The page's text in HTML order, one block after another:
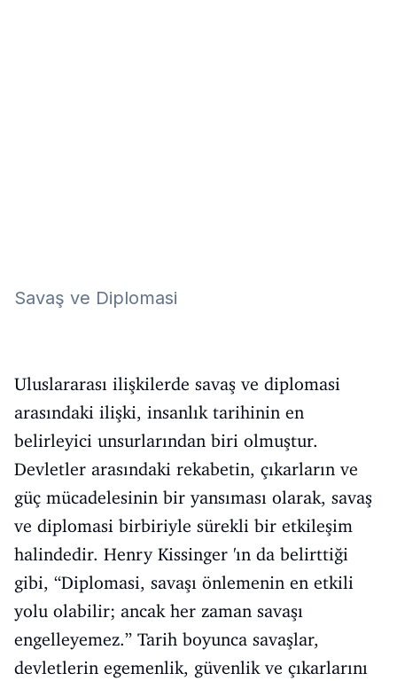
Savaş ve Diplomasi
Uluslararası ilişkilerde savaş ve diplomasi
arasındaki ilişki, insanlık tarihinin en
belirleyici unsurlarından biri olmuştur.
Devletler arasındaki rekabetin, çıkarların ve
güç mücadelesinin bir yansıması olarak, savaş
ve diplomasi birbiriyle sürekli bir etkileşim
halindedir. Henry Kissinger 'ın da belirttiği
gibi, “Diplomasi, savaşı önlemenin en etkili
yolu olabilir; ancak her zaman savaşı
engelleyemez.” Tarih boyunca savaşlar,
devletlerin egemenlik, güvenlik ve çıkarlarını